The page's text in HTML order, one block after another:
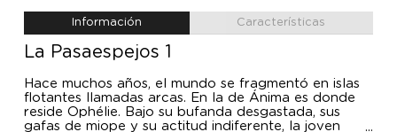
Información Características
La Pasaespejos 1
Hace muchos años, el mundo se fragmentó en islas
flotantes llamadas arcas. En la de Ánima es donde
reside Ophélie. Bajo su bufanda desgastada, sus
gafas de miope y su actitud indiferente, la joven